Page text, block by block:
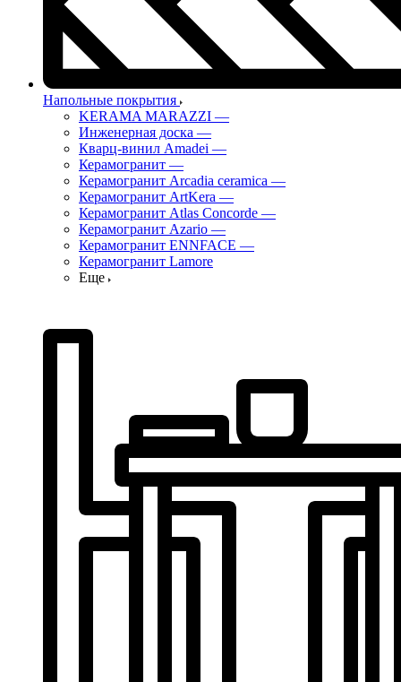
Напольные покрытия
KERAMA MARAZZI —
Инженерная доска —
Кварц-винил Amadei —
Керамогранит —
Керамогранит Arcadia ceramica —
Керамогранит ArtKera —
Керамогранит Atlas Concorde —
Керамогранит Azario —
Керамогранит ENNFACE —
Керамогранит Lamore
Еще